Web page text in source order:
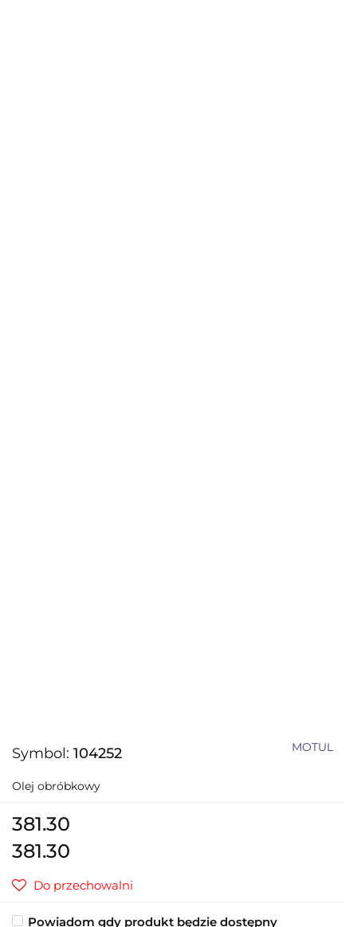
Symbol: 104252 MOTUL
Olej obróbkowy
381.30
381.30
Do przechowalni
Powiadom gdy produkt będzie dostępny